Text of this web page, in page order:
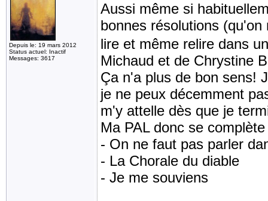
Depuis le: 19 mars 2012
Status actuel: Inactif
Messages: 3617
Aussi même si
bonnes résolutions
lire et même relire dans
Michaud et de Chrystine
Ça n'a plus de bon sens!
je ne peux décemment
m'y attelle dès que je
Ma PAL donc se
- On ne faut pas parler
- La Chorale du diable
- Je me souviens